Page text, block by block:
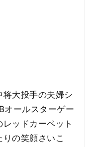
大投手の夫婦シ
オールスターゲー
ッドカーペット
の笑顔さいこ